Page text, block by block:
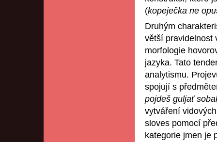
(kopeječka ne
Druhým
větší pravidelnost
morfologie
jazyka. Tato
analytismu.
spojují s
pojdeš guljať
vytváření
sloves pomocí
kategorie jmen je